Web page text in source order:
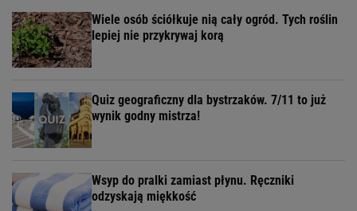
Wiele osób ściółkuje nią cały ogród. Tych roślin
lepiej nie przykrywaj korą
Quiz geograficzny dla bystrzaków. 7/11 to już
wynik godny mistrza!
Wsyp do pralki zamiast płynu. Ręczniki
odzyskają miękkość